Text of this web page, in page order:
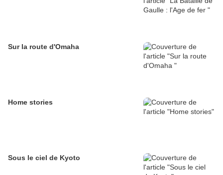
Sur la route d'Omaha
Home stories
Sous le ciel de Kyoto